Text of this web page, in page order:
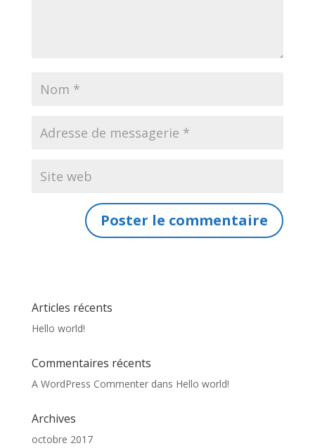
Articles récents
Hello world!
Commentaires récents
A WordPress Commenterdans Hello world!
Archives
octobre 2017